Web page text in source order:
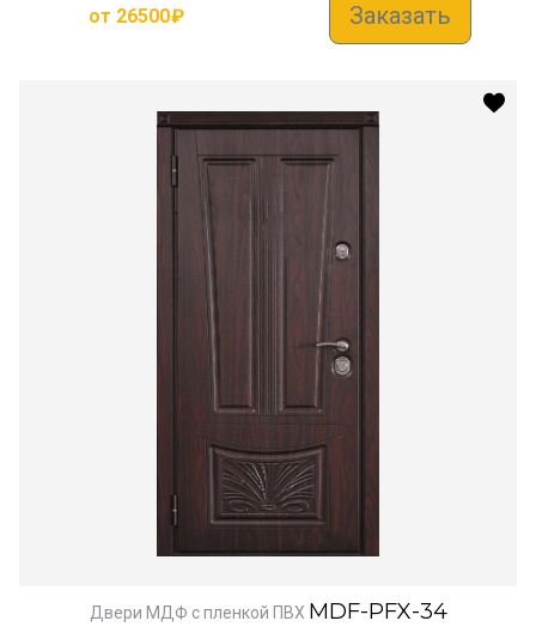
от 26500₽ Заказать
Двери МДФ с пленкой ПВХ MDF-PFX-34